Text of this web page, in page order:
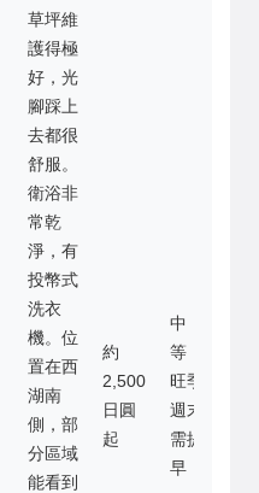
草坪維
護得極
好，光
腳踩上
去都很
舒服。
衛浴非
常乾
淨，有
投幣式
洗衣
機。位
置在西
湖南
側，部
分區域
能看到
約
2,500
日圓
起
中
等，
旺季
週末
需提
早